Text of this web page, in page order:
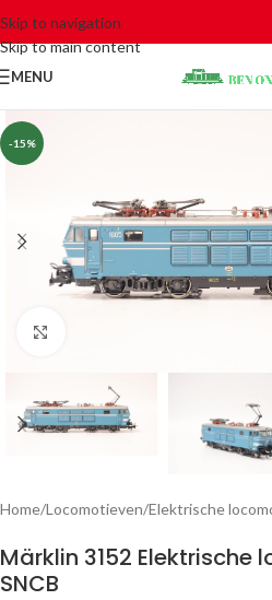
Skip to navigation
Skip to main content
MENU
-15%
Home/Locomotieven/Elektrische
Märklin 3152 Elektrische
SNCB